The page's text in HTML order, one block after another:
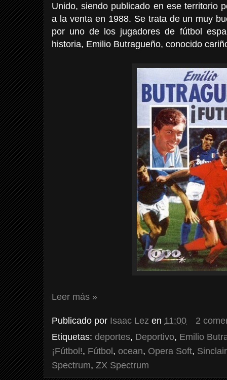
Unido, siendo publicado en ese territorio
a la venta en 1988. Se trata de un muy
por uno de los jugadores de fútbol
historia, Emilio Butragueño, conocido
Leer más »
Publicado por Isaac Lez en 11:00
2
Etiquetas: deportes, Deportivo, Emilio
¡Fútbol!, Fútbol, ocean, Opera Soft, Sinclair
Spectrum, ZX Spectrum